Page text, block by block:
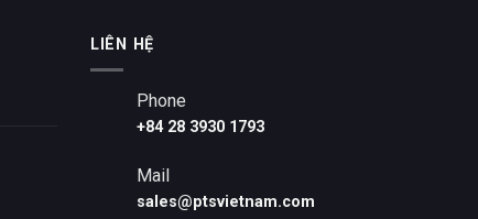
LIÊN HỆ
Phone
+84 28 3930 1793
Mail
sales@ptsvietnam.com